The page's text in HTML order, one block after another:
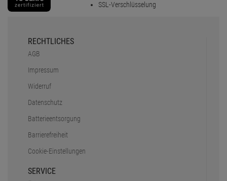
SSL-Verschlüsselung
RECHTLICHES
AGB
Impressum
Widerruf
Datenschutz
Batterieentsorgung
Barrierefreiheit
Cookie-Einstellungen
SERVICE